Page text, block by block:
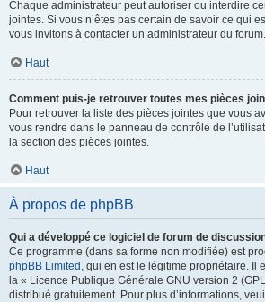
Chaque administrateur peut autoriser ou interdire
jointes. Si vous n’êtes pas certain de savoir ce qui
vous invitons à contacter un administrateur du forum.
Haut
Comment puis-je retrouver toutes mes pièces
Pour retrouver la liste des pièces jointes que vous
vous rendre dans le panneau de contrôle de
la section des pièces jointes.
Haut
À propos de phpBB
Qui a développé ce logiciel de forum de
Ce programme (dans sa forme non modifiée) est
phpBB Limited , qui en est le légitime propriétaire. Il
la « Licence Publique Générale GNU version 2
distribué gratuitement. Pour plus d’informations,